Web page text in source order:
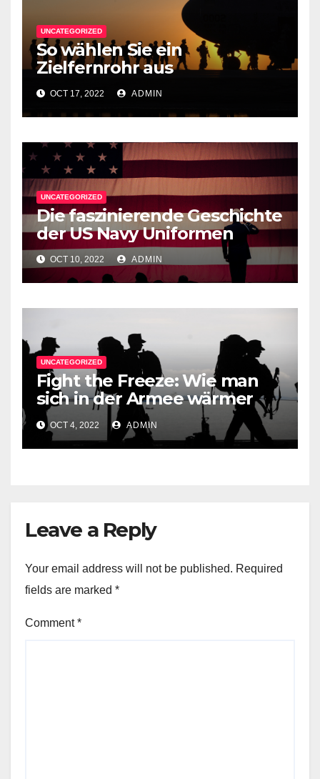
UNCATEGORIZED
So wählen Sie ein
Zielfernrohr aus
OCT 17, 2022 ADMIN
UNCATEGORIZED
Die faszinierende Geschichte
der US Navy Uniformen
OCT 10, 2022 ADMIN
UNCATEGORIZED
Fight the Freeze: Wie man
sich in der Armee wärmer
anzieht
OCT 4, 2022 ADMIN
Leave a Reply
Your email address will not be published. Required
fields are marked *
Comment*